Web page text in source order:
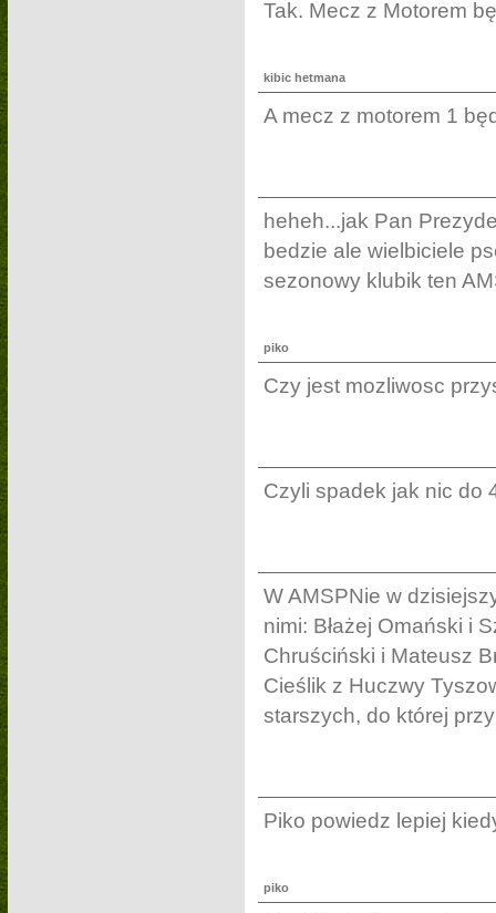
Tak. Mecz z Motorem
kibic hetmana
A mecz z motorem 1
heheh...jak Pan
bedzie ale wielbiciele
sezonowy klubik ten
piko
Czy jest mozliwosc
Czyli spadek jak nic do
W AMSPNie w
nimi: Błażej Omański i
Chruściński i Mateusz
Cieślik z Huczwy
starszych, do której
Piko powiedz lepiej
piko